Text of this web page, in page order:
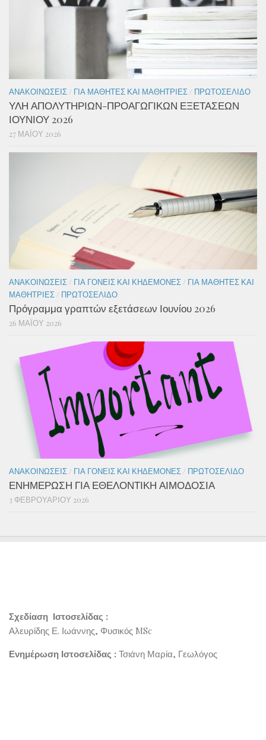
ΑΝΑΚΟΙΝΏΣΕΙΣ / ΓΙΑ ΜΑΘΗΤΈΣ ΚΑΙ ΜΑΘΉΤΡΙΕΣ / ΠΡΩΤΟΣΈΛΙΔΟ
ΥΛΗ ΑΠΟΛΥΤΗΡΙΩΝ-ΠΡΟΑΓΩΓΙΚΩΝ ΕΞΕΤΑΣΕΩΝ
ΙΟΥΝΙΟΥ 2026
27 ΜΑΪ́ΟΥ 2026
ΑΝΑΚΟΙΝΏΣΕΙΣ / ΓΙΑ ΓΟΝΕΊΣ ΚΑΙ ΚΗΔΕΜΌΝΕΣ / ΓΙΑ ΜΑΘΗΤΈΣ ΚΑΙ
ΜΑΘΉΤΡΙΕΣ / ΠΡΩΤΟΣΈΛΙΔΟ
Πρόγραμμα γραπτών εξετάσεων Ιουνίου 2026
26 ΜΑΪ́ΟΥ 2026
ΑΝΑΚΟΙΝΏΣΕΙΣ / ΓΙΑ ΓΟΝΕΊΣ ΚΑΙ ΚΗΔΕΜΌΝΕΣ / ΠΡΩΤΟΣΈΛΙΔΟ
ΕΝΗΜΕΡΩΣΗ ΓΙΑ ΕΘΕΛΟΝΤΙΚΗ ΑΙΜΟΔΟΣΙΑ
3 ΦΕΒΡΟΥΑΡΊΟΥ 2026
Σχεδίαση Ιστοσελίδας :
Αλευρίδης Ε. Ιωάννης, Φυσικός MSc
Ενημέρωση Ιστοσελίδας : Τσιάνη Μαρία, Γεωλόγος